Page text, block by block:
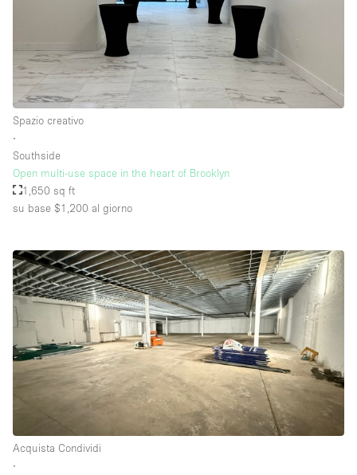
Spazio creativo
∙
Southside
Open multi-use space in the heart of Brooklyn
1,650 sq ft
su base $1,200 al giorno
Acquista Condividi
∙